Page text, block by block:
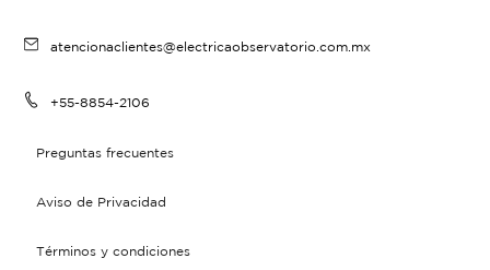
atencionaclientes@electricaobservatorio.com.mx
+55-8854-2106
Preguntas frecuentes
Aviso de Privacidad
Términos y condiciones